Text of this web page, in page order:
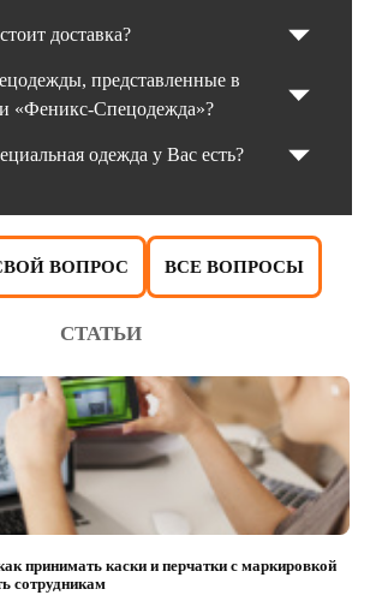
доставка?
представленные в
«Феникс-Спецодежда»?
одежда у Вас есть?
ВОПРОС ВСЕ ВОПРОСЫ
СТАТЬИ
принимать каски и перчатки с маркировкой
сотрудникам